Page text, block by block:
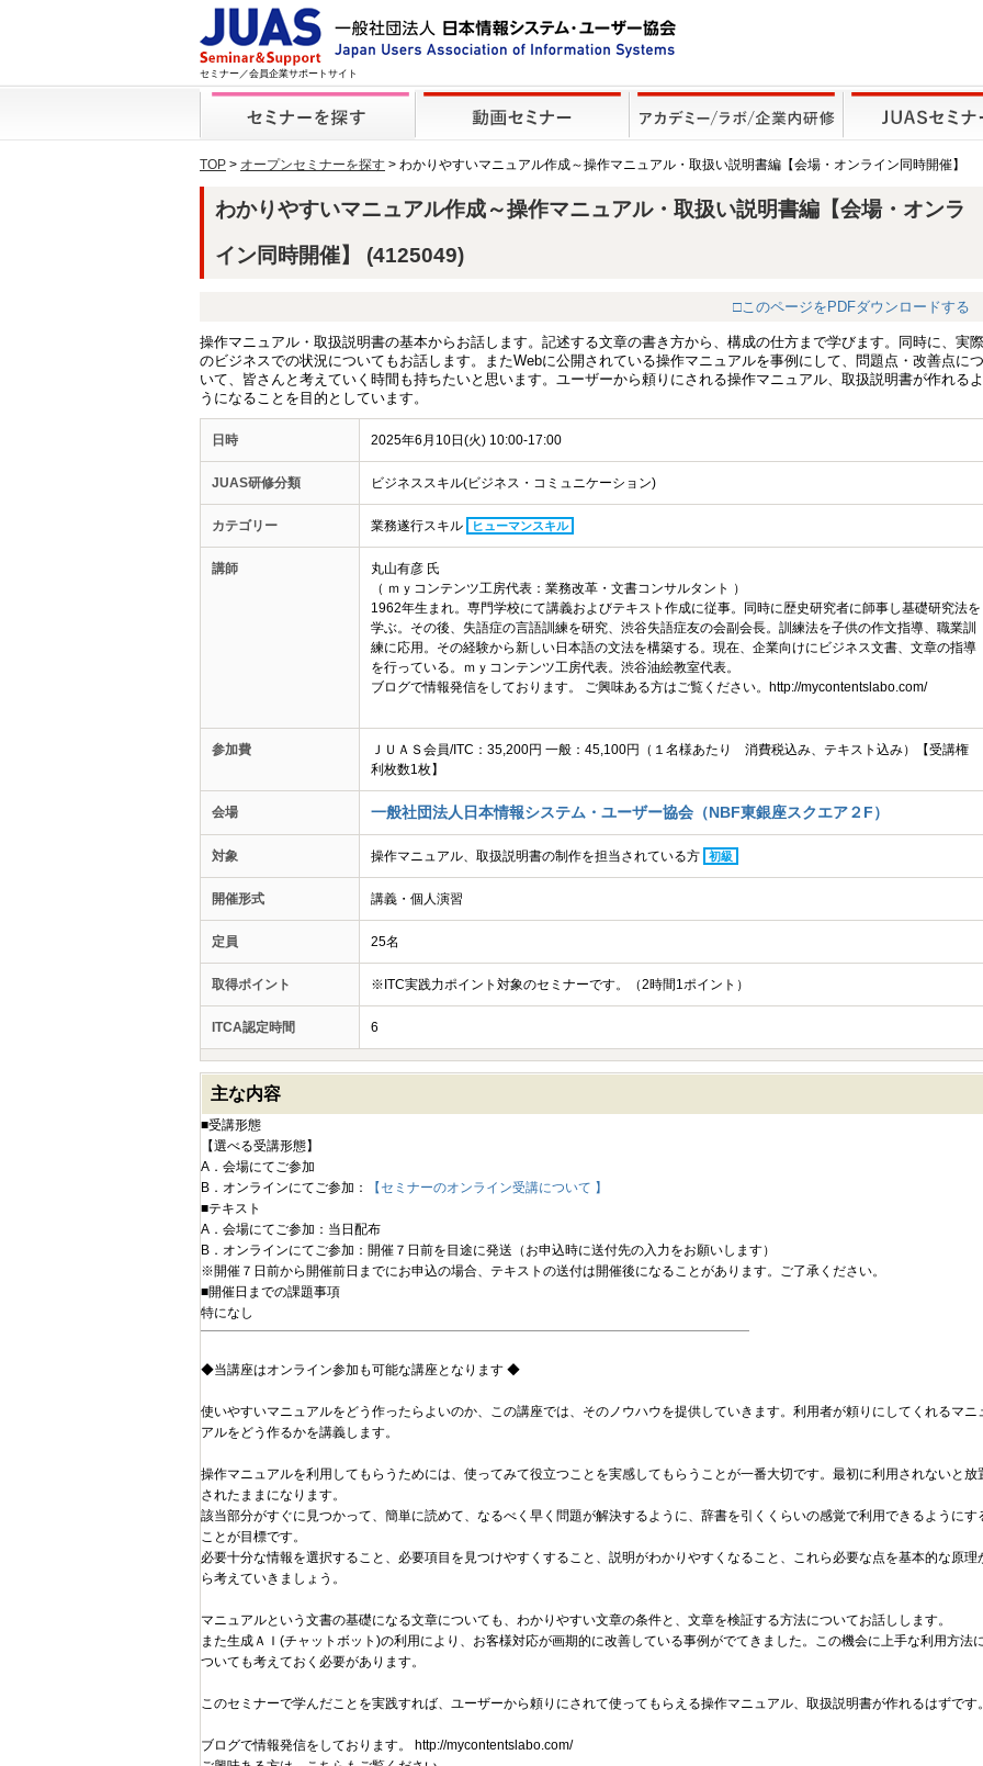
セミナー／会員企業サポートサイト
TOP > オープンセミナーを探す > わかりやすいマニュアル作成～操作マニュアル・取扱い説明書編【会場・オンライン同時開催】
わかりやすいマニュアル作成～操作マニュアル・取扱い説明書編【会場・オンラ
イン同時開催】 (4125049)
□このページをPDFダウンロードする
操作マニュアル・取扱説明書の基本からお話します。記述する文章の書き方から、構成の仕方まで学びます。同時に、実際
のビジネスでの状況についてもお話します。またWebに公開されている操作マニュアルを事例にして、問題点・改善点につ
いて、皆さんと考えていく時間も持ちたいと思います。ユーザーから頼りにされる操作マニュアル、取扱説明書が作れるよ
うになることを目的としています。
日時 2025年6月10日(火) 10:00-17:00
JUAS研修分類 ビジネススキル(ビジネス・コミュニケーション)
カテゴリー 業務遂行スキル ヒューマンスキル
講師
丸山有彦 氏
（ ｍｙコンテンツ工房代表：業務改革・文書コンサルタント ）
1962年生まれ。専門学校にて講義およびテキスト作成に従事。同時に歴史研究者に師事し基礎研究法を
学ぶ。その後、失語症の言語訓練を研究、渋谷失語症友の会副会長。訓練法を子供の作文指導、職業訓
練に応用。その経験から新しい日本語の文法を構築する。現在、企業向けにビジネス文書、文章の指導
を行っている。ｍｙコンテンツ工房代表。渋谷油絵教室代表。
ブログで情報発信をしております。 ご興味ある方はご覧ください。http://mycontentslabo.com/
参加費
ＪＵＡＳ会員/ITC：35,200円 一般：45,100円（１名様あたり 消費税込み、テキスト込み）【受講権
利枚数1枚】
会場 一般社団法人日本情報システム・ユーザー協会（NBF東銀座スクエア２F）
対象 操作マニュアル、取扱説明書の制作を担当されている方 初級
開催形式 講義・個人演習
定員 25名
取得ポイント ※ITC実践力ポイント対象のセミナーです。（2時間1ポイント）
ITCA認定時間 6
主な内容
■受講形態
【選べる受講形態】
A．会場にてご参加
B．オンラインにてご参加：
【セミナーのオンライン受講について 】
■テキスト
A．会場にてご参加：当日配布
B．オンラインにてご参加：開催７日前を目途に発送（お申込時に送付先の入力をお願いします）
※開催７日前から開催前日までにお申込の場合、テキストの送付は開催後になることがあります。ご了承ください。
■開催日までの課題事項
特になし
◆当講座はオンライン参加も可能な講座となります ◆
使いやすいマニュアルをどう作ったらよいのか、この講座では、そのノウハウを提供していきます。利用者が頼りにしてくれるマニ
アルをどう作るかを講義します。
操作マニュアルを利用してもらうためには、使ってみて役立つことを実感してもらうことが一番大切です。最初に利用されないと放
されたままになります。
該当部分がすぐに見つかって、簡単に読めて、なるべく早く問題が解決するように、辞書を引くくらいの感覚で利用できるようにす
ことが目標です。
必要十分な情報を選択すること、必要項目を見つけやすくすること、説明がわかりやすくなること、これら必要な点を基本的な原理
ら考えていきましょう。
マニュアルという文書の基礎になる文章についても、わかりやすい文章の条件と、文章を検証する方法についてお話しします。
また生成ＡＩ(チャットボット)の利用により、お客様対応が画期的に改善している事例がでてきました。この機会に上手な利用方法
ついても考えておく必要があります。
このセミナーで学んだことを実践すれば、ユーザーから頼りにされて使ってもらえる操作マニュアル、取扱説明書が作れるはずです
ブログで情報発信をしております。 http://mycontentslabo.com/